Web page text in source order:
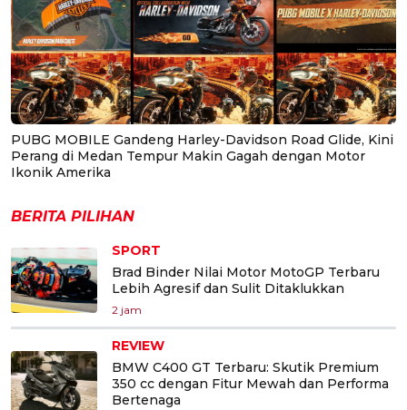
PUBG MOBILE Gandeng Harley-Davidson Road Glide, Kini
Perang di Medan Tempur Makin Gagah dengan Motor
Ikonik Amerika
BERITA PILIHAN
SPORT
Brad Binder Nilai Motor MotoGP Terbaru
Lebih Agresif dan Sulit Ditaklukkan
2 jam
REVIEW
BMW C400 GT Terbaru: Skutik Premium
350 cc dengan Fitur Mewah dan Performa
Bertenaga